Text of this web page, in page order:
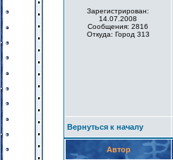
Зарегистрирован:
14.07.2008
Сообщения: 2816
Откуда: Город 313
Вернуться к началу
Автор